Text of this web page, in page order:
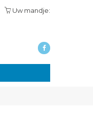
Uw mandje: